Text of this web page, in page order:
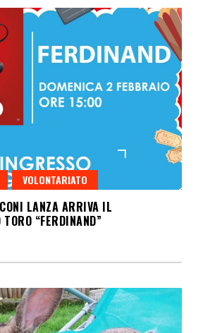
VOLONTARIATO
LANZA ARRIVA IL
“FERDINAND”